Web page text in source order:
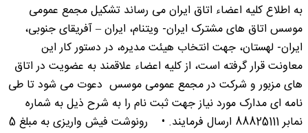
به اطلاع کلیه اعضاء اتاق ایران می رساند تشکیل مجمع عمومی
موسس اتاق های مشترک ایران- ویتنام، ایران – آفریقای جنوبی،
ایران- لهستان،‌ جهت انتخاب هیئت مدیره، در دستور کار این
معاونت قرار گرفته است، از کلیه اعضاء علاقمند به عضویت در اتاق
های مزبور و شرکت در مجمع عمومی موسس دعوت می شود تا طی
نامه ای مدارک مورد نیاز جهت ثبت نام را به شرح ذیل به شماره
نمابر 88825111 ارسال فرمایند. • رونوشت فیش واریزی به مبلغ 5